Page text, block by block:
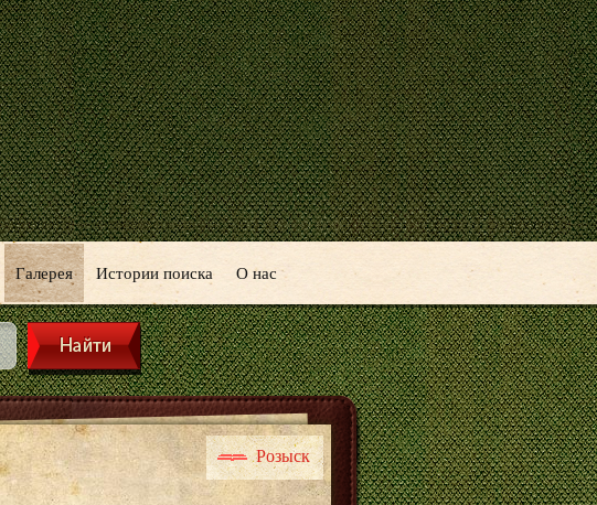
Галерея Истории поиска О нас
Розыск